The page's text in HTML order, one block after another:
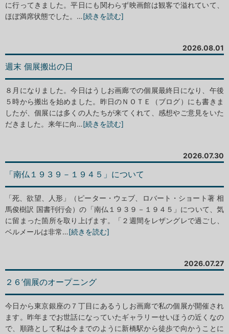
に行ってきました。平日にも関わらず映画館は観客で溢れていて、
ほぼ満席状態でした。…[続きを読む]
2026.08.01
週末 個展搬出の日
８月になりました。今日はうしお画廊での個展最終日になり、午後
５時から搬出を始めました。昨日のＮＯＴＥ（ブログ）にも書きま
したが、個展には多くの人たちが来てくれて、感想やご意見をいた
だきました。来年に向…[続きを読む]
2026.07.30
「南仏１９３９－１９４５」について
「死、欲望、人形」（ピーター・ウェブ、ロバート・ショート著 相
馬俊樹訳 国書刊行会）の「南仏１９３９－１９４５」について、気
に留まった箇所を取り上げます。「２週間をレザングレで過ごし、
ベルメールは非常…[続きを読む]
2026.07.27
２６’個展のオープニング
今日から東京銀座の７丁目にあるうしお画廊で私の個展が開催され
ます。昨年までお世話になっていたギャラリーせいほうの近くなの
で、順路として私は今までのように新橋駅から徒歩で向かうことに